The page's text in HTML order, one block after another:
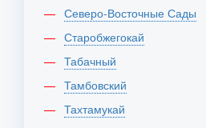
Северо-Восточные Сады
Старобжегокай
Табачный
Тамбовский
Тахтамукай